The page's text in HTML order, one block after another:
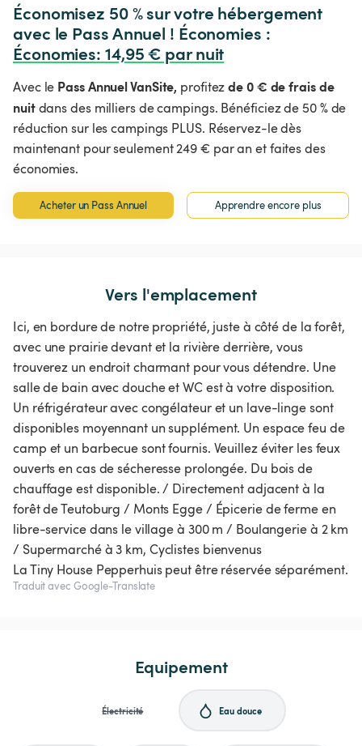
Économisez 50 % sur votre hébergement
avec le Pass Annuel ! Économies :
Économies: 14,95 € par nuit
Avec le Pass Annuel VanSite, profitezde 0 € de frais de
nuitdans des milliers de campings. Bénéficiez de 50 % de
réduction sur les campings PLUS. Réservez-le dès
maintenant pour seulement 249 € par an et faites des
économies.
Acheter un Pass Annuel Apprendre encore plus
Vers l'emplacement
Ici, en bordure de notre propriété, juste à côté de la forêt,
avec une prairie devant et la rivière derrière, vous
trouverez un endroit charmant pour vous détendre. Une
salle de bain avec douche et WC est à votre disposition.
Un réfrigérateur avec congélateur et un lave-linge sont
disponibles moyennant un supplément. Un espace feu de
camp et un barbecue sont fournis. Veuillez éviter les feux
ouverts en cas de sécheresse prolongée. Du bois de
chauffage est disponible. / Directement adjacent à la
forêt de Teutoburg / Monts Egge / Épicerie de ferme en
libre-service dans le village à 300 m / Boulangerie à 2 km
/ Supermarché à 3 km, Cyclistes bienvenus
La Tiny House Pepperhuis peut être réservée séparément.
Traduit avec Google-Translate
Equipement
Électricité Eau douce